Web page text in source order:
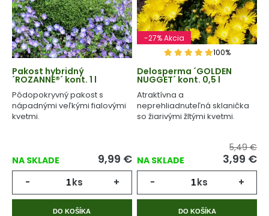
Pakost hybridný
´ROZANNE®´ kont. 1 l
Pôdopokryvný pakost s
nápadnými veľkými fialovými
kvetmi.
NA SKLADE 9,99 €
- ks +
DO KOŠÍKA
-27% Akcia
100%
Delosperma ´GOLDEN
NUGGET´ kont. 0,5 l
Atraktívna a
neprehliadnuteľná sklanička
so žiarivými žltými kvetmi.
NA SKLADE
5,49 €
3,99 €
- ks +
DO KOŠÍKA